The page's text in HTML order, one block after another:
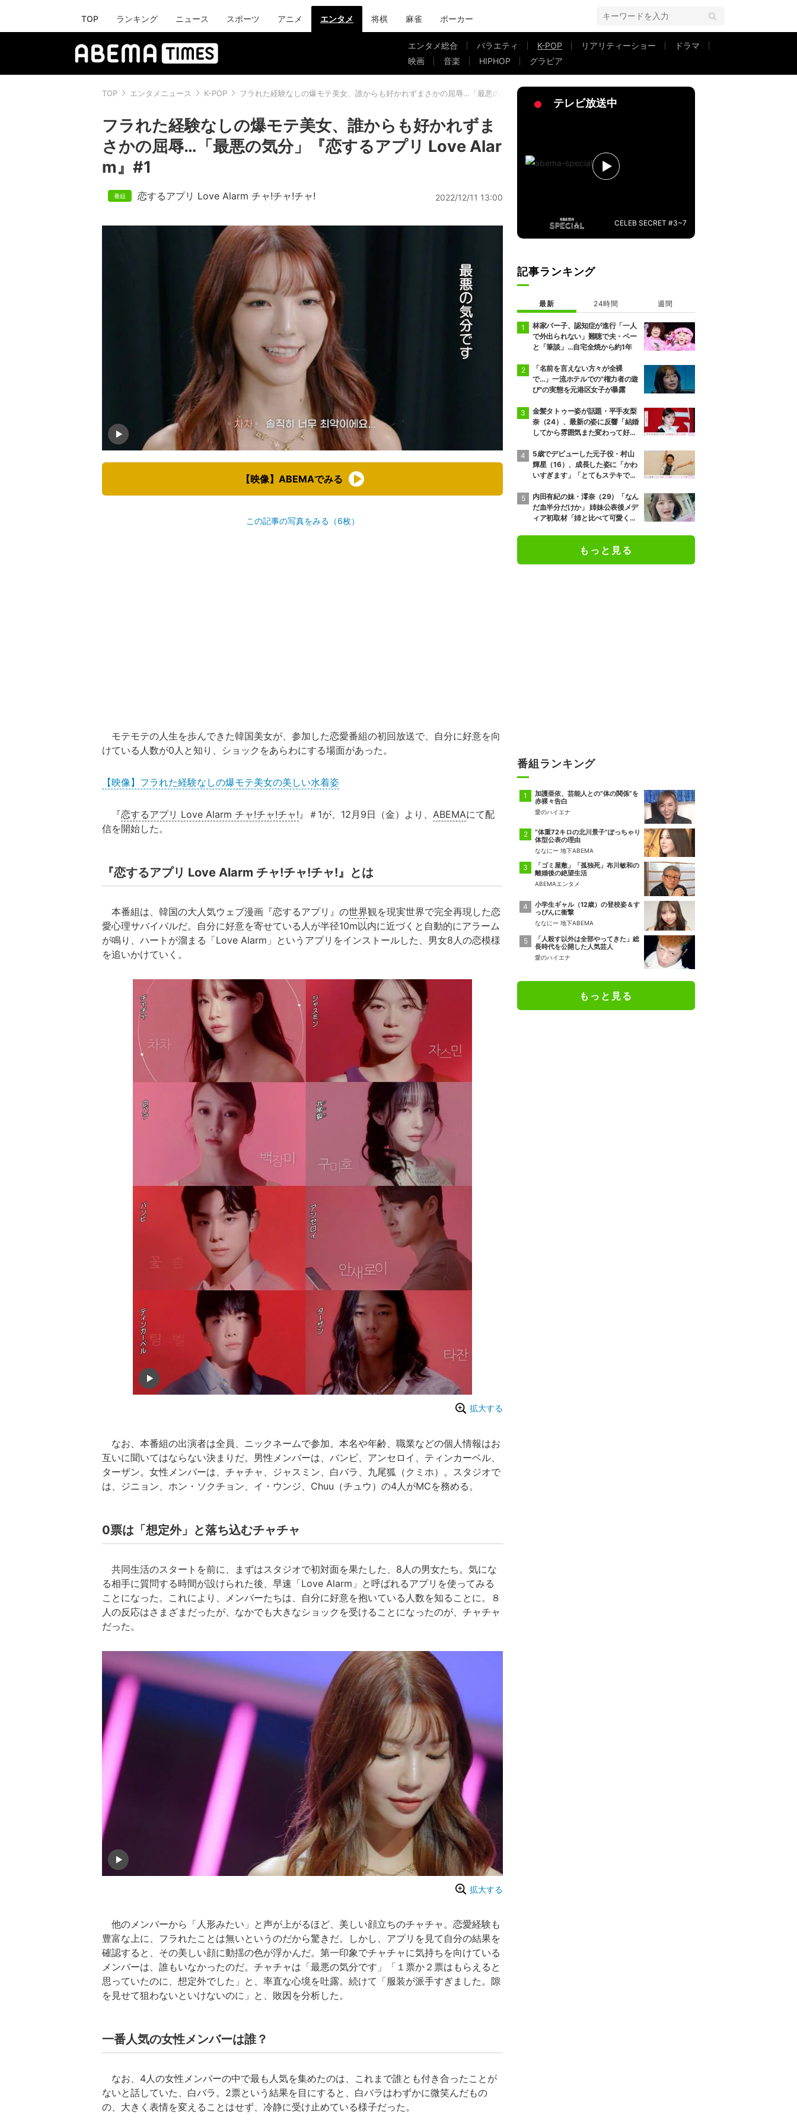
TOP ランキング ニュース スポーツ アニメ エンタメ 将棋 麻雀 ポーカー
エンタメ総合 バラエティ K-POP リアリティーショー
ドラマ
映画
音楽 HIPHOP グラビア
TOP エンタメニュース K-POP フラれた経験なしの爆モテ美女、誰からも好かれずまさかの屈辱…「最悪の気分」『恋するアプリ Love Alarm』#1
フラれた経験なしの爆モテ美女、誰からも好かれずま
さかの屈辱…「最悪の気分」『恋するアプリ Love Alar
m』#1
恋するアプリ Love Alarm チャ!チャ!チャ! 2022/12/11 13:00
【映像】ABEMAでみる
この記事の写真をみる（6枚）
モテモテの人生を歩んできた韓国美女が、参加した恋愛番組の初回放送で、自分に好意を向
けている人数が0人と知り、ショックをあらわにする場面があった。
【映像】フラれた経験なしの爆モテ美女の美しい水着姿
『恋するアプリ Love Alarm チャ!チャ!チャ!』＃1が、12月9日（金）より、 ABEMAにて配
信を開始した。
『恋するアプリ Love Alarm チャ!チャ!チャ!』とは
本番組は、韓国の大人気ウェブ漫画『恋するアプリ』の世界観を現実世界で完全再現した恋
愛心理サバイバルだ。自分に好意を寄せている人が半径10m以内に近づくと自動的にアラーム
が鳴り、ハートが溜まる「Love Alarm」というアプリをインストールした、男女8人の恋模様
を追いかけていく。
拡大する
なお、本番組の出演者は全員、ニックネームで参加。本名や年齢、職業などの個人情報はお
互いに聞いてはならない決まりだ。男性メンバーは、バンビ、アンセロイ、ティンカーベル、
ターザン。女性メンバーは、チャチャ、ジャスミン、白バラ、九尾狐（クミホ）。スタジオで
は、ジニョン、ホン・ソクチョン、イ・ウンジ、Chuu（チュウ）の4人がMCを務める。
0票は「想定外」と落ち込むチャチャ
共同生活のスタートを前に、まずはスタジオで初対面を果たした、8人の男女たち。気にな
る相手に質問する時間が設けられた後、早速「Love Alarm」と呼ばれるアプリを使ってみる
ことになった。これにより、メンバーたちは、自分に好意を抱いている人数を知ることに。８
人の反応はさまざまだったが、なかでも大きなショックを受けることになったのが、チャチャ
だった。
拡大する
他のメンバーから「人形みたい」と声が上がるほど、美しい顔立ちのチャチャ。恋愛経験も
豊富な上に、フラれたことは無いというのだから驚きだ。しかし、アプリを見て自分の結果を
確認すると、その美しい顔に動揺の色が浮かんだ。第一印象でチャチャに気持ちを向けている
メンバーは、誰もいなかったのだ。チャチャは「最悪の気分です」「１票か２票はもらえると
思っていたのに、想定外でした」と、率直な心境を吐露。続けて「服装が派手すぎました。隙
を見せて狙わないといけないのに」と、敗因を分析した。
一番人気の女性メンバーは誰？
なお、4人の女性メンバーの中で最も人気を集めたのは、これまで誰とも付き合ったことが
ないと話していた、白バラ。2票という結果を目にすると、白バラはわずかに微笑んだもの
の、大きく表情を変えることはせず、冷静に受け止めている様子だった。
テレビ放送中
CELEB SECRET #3~7
記事ランキング
最新 24時間 週間
林家パー子、認知症が進行「一人
で外出られない」難聴で夫・ペー
と「筆談」…自宅全焼から約1年
「名前を言えない方々が全裸
で…」一流ホテルでの"権力者の遊
び"の実態を元港区女子が暴露
金髪タトゥー姿が話題・平手友梨
奈（24）、最新の姿に反響「結婚
してから雰囲気また変わって好
婚
5歳でデビューした元子役・村山
輝星（16）、成長した姿に「かわ
いすぎます」「とてもステキで
内田有紀の妹・澪奈（29）「なん
だ血半分だけか」 姉妹公表後メデ
ィア初取材「姉と比べて可愛くな
もっと見る
番組ランキング
加護亜依、芸能人との“体の関係”を
赤裸々告白
愛のハイエナ
“体重72キロの北川景子”ぽっちゃり
体型公表の理由
ななにー 地下ABEMA
「ゴミ屋敷」「孤独死」布川敏和の
離婚後の絶望生活
ABEMAエンタメ
小学生ギャル（12歳）の登校姿＆す
っぴんに衝撃
ななにー 地下ABEMA
「人殺す以外は全部やってきた」総
長時代を公開した人気芸人
愛のハイエナ
もっと見る